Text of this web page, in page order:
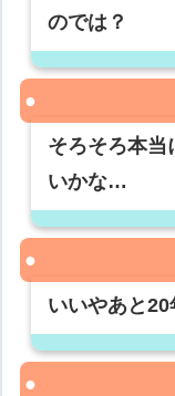
のでは？
そろそろ本当
いかな…
いいやあと20